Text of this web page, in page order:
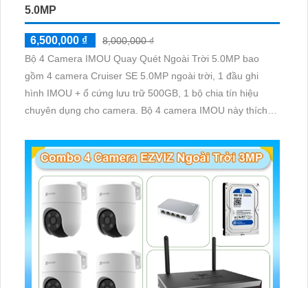
5.0MP
6,500,000 ₫
8,000,000 ₫
Bộ 4 Camera IMOU Quay Quét Ngoài Trời 5.0MP bao
gồm 4 camera Cruiser SE 5.0MP ngoài trời, 1 đầu ghi
hình IMOU + ổ cứng lưu trữ 500GB, 1 bộ chia tín hiệu
chuyên dụng cho camera. Bộ 4 camera IMOU này thích
cần giám sát ngoài trời